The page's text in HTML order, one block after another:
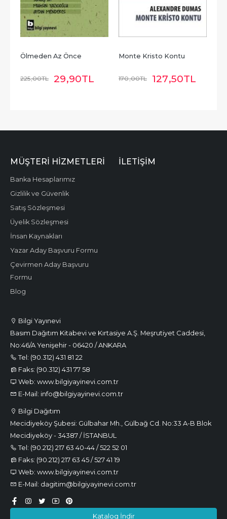
Ölmeden Az Önce
225,00TL 29,90TL
Monte Kristo Kontu
170,00TL 127,50TL
Bilgi Yayınevi
Basım Dağıtım Kitabevi ve Kırtasiye A.Ş. Meşrutiyet Caddesi,
No:46/A Yenişehir - 06420 / ANKARA
Tel: (90.312) 431 81 22
Faks: (90.312) 431 77 58
Web: www.bilgiyayinevi.com.tr
E-Mail: info@bilgiyayinevi.com.tr
Bilgi Dağıtım
Mecidiyeköy Şubesi: Gülbahar Mh., Gülbağ Cd. No:33 A-B Blok
Mecidiyeköy - 34387 / İSTANBUL
Tel: (90.212) 217 63 40-44 / 522 52 01
Faks: (90.212) 217 63 45 / 527 41 19
Web: www.bilgiyayinevi.com.tr
E-Mail: dagitim@bilgiyayinevi.com.tr
Katalog İndir
MÜŞTERI HIZMETLERI
Banka Hesaplarımız
Gizlilik ve Güvenlik
Satış Sözleşmesi
Üyelik Sözleşmesi
İnsan Kaynakları
Yazar Aday Başvuru Formu
Çevirmen Aday Başvuru
Formu
Blog
İLETIŞIM